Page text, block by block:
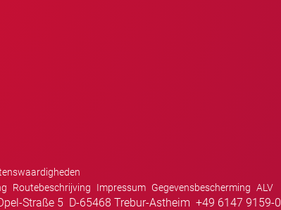
Routebeschrijving Impressum Gegevensbescherming ALV
Straße 5 D-65468 Trebur-Astheim +49 6147 9159-0